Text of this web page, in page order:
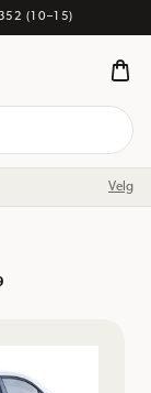
(10–15)
Velg